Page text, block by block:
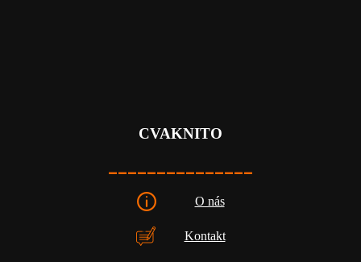
CVAKNITO
_______________
O nás
Kontakt